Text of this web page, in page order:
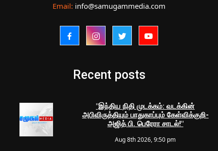
Email: info@samugammedia.com
Recent posts
"இந்திய நிதி முடக்கம்: வடக்கின்
அபிவிருத்தியும் பாதுகாப்பும் கேள்விக்குறி-
அஜித் பி. பெரேரா சாடல்!"
Aug 8th 2026, 9:50 pm